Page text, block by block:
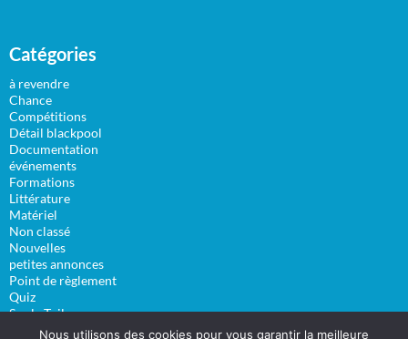
Catégories
à revendre
Chance
Compétitions
Détail blackpool
Documentation
événements
Formations
Littérature
Matériel
Non classé
Nouvelles
petites annonces
Point de règlement
Quiz
Sur la Toile
VidéosNous utilisons des cookies pour vous garantir la meilleure